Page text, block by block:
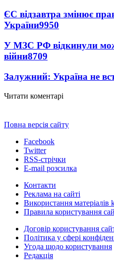
ЄС відзавтра змінює
України9950
У МЗС РФ відкинули
війни8709
Залужний: Україна не
Читати коментарі
Повна версія сайту
Facebook
Twitter
RSS-стрічки
E-mail розсилка
Контакти
Реклама на сайті
Використання матеріалів
Правила користування
Договір користування
Політика у сфері
Угода щодо користування
Редакція